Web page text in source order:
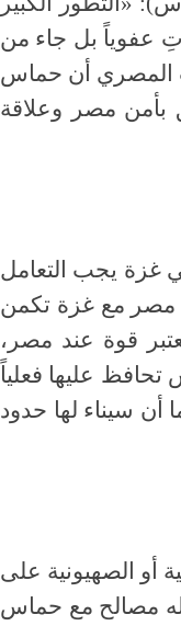
عفوياً بل جاء من
المصري أن حماس
بأمن مصر وعلاقة
غزة يجب التعامل
مصر مع غزة تكمن
قوة عند مصر،
عليها فعلياً
سيناء لها حدود
أو الصهيونية على
مصالح مع حماس